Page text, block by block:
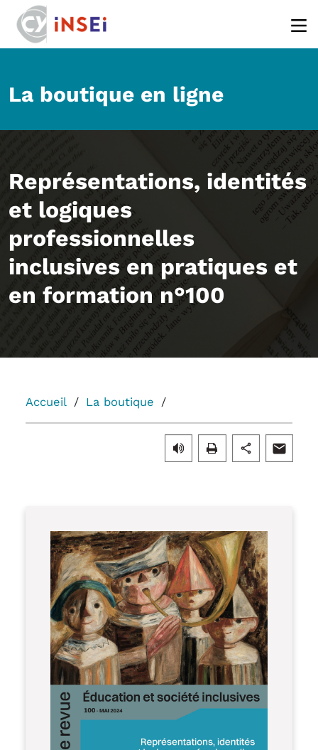
La boutique en ligne
Représentations, identités
et logiques
professionnelles
inclusives en pratiques et
en formation n°100
Accueil La boutique